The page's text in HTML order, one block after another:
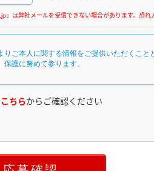
こちらからご確認ください